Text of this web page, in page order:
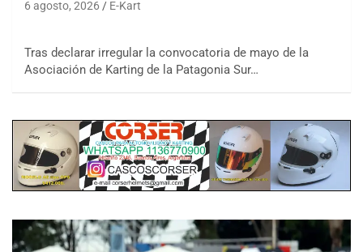
6 agosto, 2026 E-Kart
Tras declarar irregular la convocatoria de mayo de la
Asociación de Karting de la Patagonia Sur…